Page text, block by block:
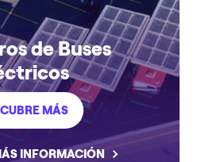
de Buses
MÁS
INFORMACIÓN